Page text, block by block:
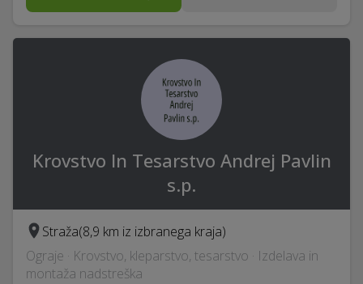
Krovstvo In Tesarstvo Andrej Pavlin
s.p.
Straža(8,9 km iz izbranega kraja)
Ograje · Krovstvo, kleparstvo, tesarstvo · Izdelava in
montaža nadstreška